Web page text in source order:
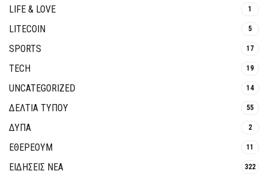
LIFE & LOVE 1
LITECOIN 5
SPORTS 17
TECH 19
UNCATEGORIZED 14
ΔΕΛΤΙΑ ΤΥΠΟΥ 55
ΔΥΠΑ 2
ΕΘΈΡΕΟΥΜ 11
ΕΙΔΗΣΕΙΣ ΝΕΑ 322